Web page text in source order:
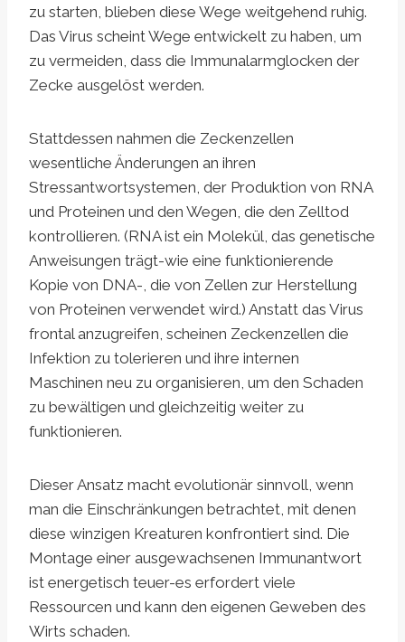
zu starten, blieben diese Wege weitgehend ruhig.
Das Virus scheint Wege entwickelt zu haben, um
zu vermeiden, dass die Immunalarmglocken der
Zecke ausgelöst werden.
Stattdessen nahmen die Zeckenzellen
wesentliche Änderungen an ihren
Stressantwortsystemen, der Produktion von RNA
und Proteinen und den Wegen, die den Zelltod
kontrollieren. (RNA ist ein Molekül, das genetische
Anweisungen trägt-wie eine funktionierende
Kopie von DNA-, die von Zellen zur Herstellung
von Proteinen verwendet wird.) Anstatt das Virus
frontal anzugreifen, scheinen Zeckenzellen die
Infektion zu tolerieren und ihre internen
Maschinen neu zu organisieren, um den Schaden
zu bewältigen und gleichzeitig weiter zu
funktionieren.
Dieser Ansatz macht evolutionär sinnvoll, wenn
man die Einschränkungen betrachtet, mit denen
diese winzigen Kreaturen konfrontiert sind. Die
Montage einer ausgewachsenen Immunantwort
ist energetisch teuer-es erfordert viele
Ressourcen und kann den eigenen Geweben des
Wirts schaden.